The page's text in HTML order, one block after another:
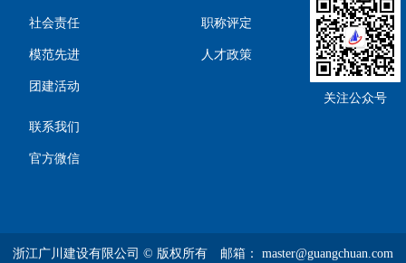
联系我们
官方微信
职称评定
人才政策
社会责任
模范先进
团建活动
关注公众号
浙江广川建设有限公司 © 版权所有 邮箱： master@guangchuan.com